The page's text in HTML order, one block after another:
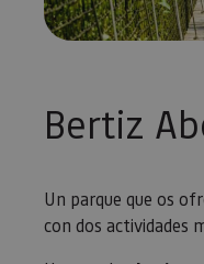
Bertiz
Un parque que os
con dos actividades